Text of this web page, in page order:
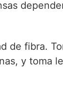
de fibra.
y toma